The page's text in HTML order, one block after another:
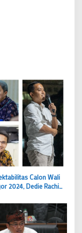
Calon Wali
2024, Dedie Rachim
Besar